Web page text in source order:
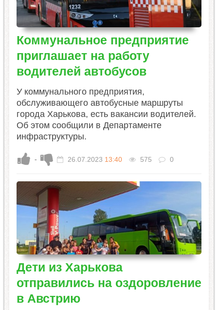
Коммунальное предприятие
приглашает на работу
водителей автобусов
У коммунального предприятия,
обслуживающего автобусные маршруты
города Харькова, есть вакансии водителей.
Об этом сообщили в Департаменте
инфраструктуры.
- 26.07.2023 13:40 575 0
Дети из Харькова
отправились на оздоровление
в Австрию